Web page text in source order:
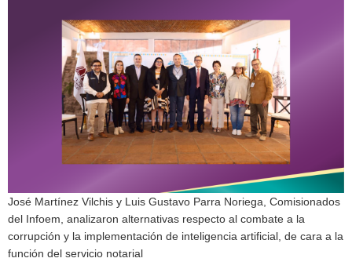
José Martínez Vilchis y Luis Gustavo Parra Noriega, Comisionados
del Infoem, analizaron alternativas respecto al combate a la
corrupción y la implementación de inteligencia artificial, de cara a la
función del servicio notarial